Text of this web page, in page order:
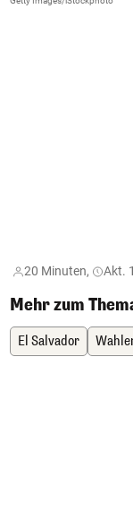
20 Minuten, Akt.
Mehr zum
El Salvador